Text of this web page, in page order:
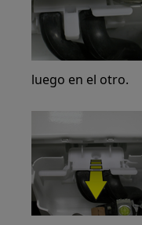
luego en el otro.